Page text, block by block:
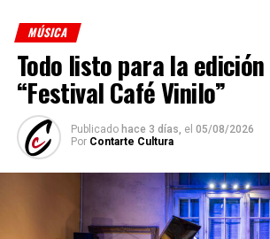
Geraldina Carnicina
Mariana Atamas
(violín)
Fuente: Medioshábiles Comunicación
Comparte esto:
MÚSICA
Todo listo para la
“Festival Café Vinilo”
Publicado hace 3 días, el 05/08/2026
Por Contarte Cultura